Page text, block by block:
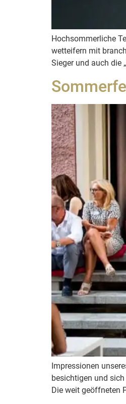
Hochsommerliche
wetteifern mit
Sieger und auch die
Impressionen
besichtigen und
Die weit geöffneten